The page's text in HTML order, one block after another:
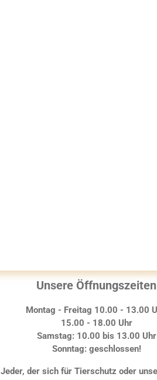
Unsere Öffnungszeiten
Montag - Freitag 10.00 - 13.00
15.00 - 18.00 Uhr
Samstag: 10.00 bis 13.00 Uhr
Sonntag: geschlossen!
Jeder, der sich für Tierschutz oder